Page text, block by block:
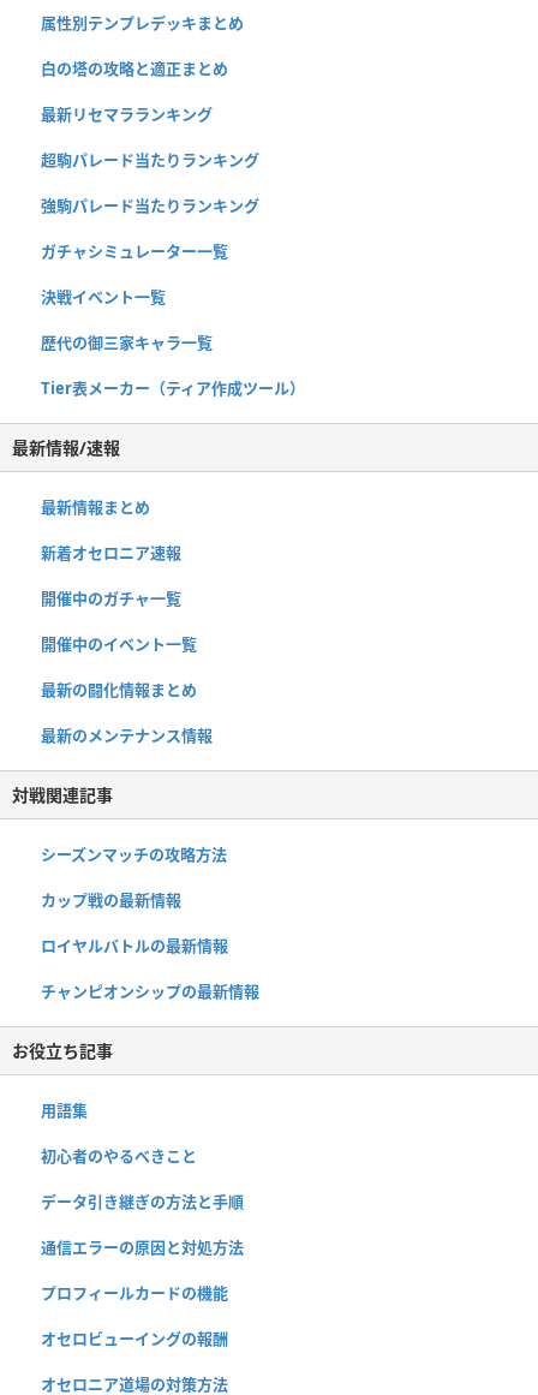
属性別テンプレデッキまとめ
白の塔の攻略と適正まとめ
最新リセマラランキング
超駒パレード当たりランキング
強駒パレード当たりランキング
ガチャシミュレーター一覧
決戦イベント一覧
歴代の御三家キャラ一覧
Tier表メーカー（ティア作成ツール）
最新情報/速報
最新情報まとめ
新着オセロニア速報
開催中のガチャ一覧
開催中のイベント一覧
最新の闘化情報まとめ
最新のメンテナンス情報
対戦関連記事
シーズンマッチの攻略方法
カップ戦の最新情報
ロイヤルバトルの最新情報
チャンピオンシップの最新情報
お役立ち記事
用語集
初心者のやるべきこと
データ引き継ぎの方法と手順
通信エラーの原因と対処方法
プロフィールカードの機能
オセロビューイングの報酬
オセロニア道場の対策方法